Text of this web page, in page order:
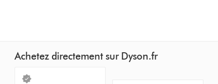
Achetez directement sur Dyson.fr